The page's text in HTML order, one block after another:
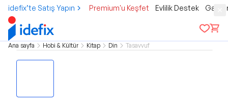
idefix’te Satış Yapın Premium'u Keşfet Evlilik Destek
Ana sayfa Hobi & Kültür Kitap Din Tasavvuf